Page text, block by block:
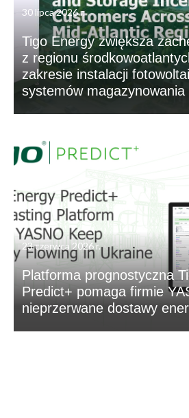
30 lipca 2026 r.
Tigo Energy zwiększa
z regionu
zakresie instalacji
systemów magazynowania
23 czerwca 2026 r.
Platforma prognostyczna
Predict+ pomaga firmie
nieprzerwane dostawy